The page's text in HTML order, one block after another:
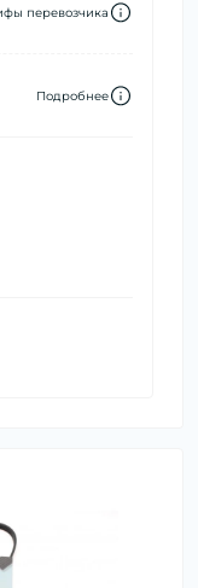
перевозчика
Подробнее